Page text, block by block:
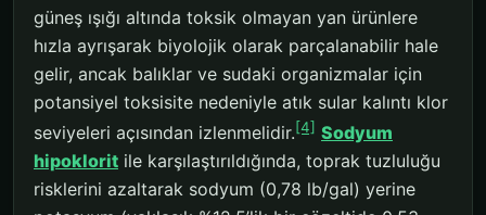
güneş ışığı altında toksik olmayan yan ürünlere
hızla ayrışarak biyolojik olarak parçalanabilir hale
gelir, ancak balıklar ve sudaki organizmalar için
potansiyel toksisite nedeniyle atık sular kalıntı klor
seviyeleri açısından izlenmelidir.[4] Sodyum
hipoklorit ile karşılaştırıldığında, toprak tuzluluğu
risklerini azaltarak sodyum (0,78 lb/gal) yerine